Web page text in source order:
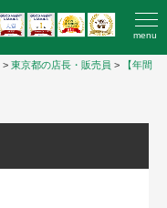
menu
> 東京都の店長・販売員 >
【年間